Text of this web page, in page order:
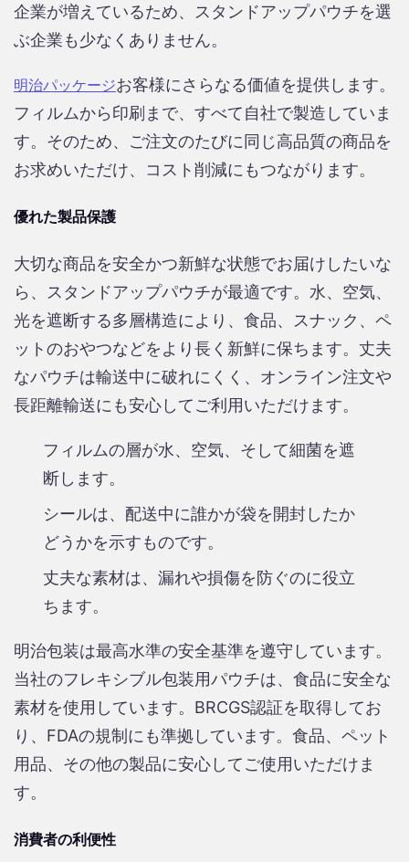
企業が増えているため、スタンドアップパウチを選
ぶ企業も少なくありません。
明治パッケージお客様にさらなる価値を提供します。
フィルムから印刷まで、すべて自社で製造していま
す。そのため、ご注文のたびに同じ高品質の商品を
お求めいただけ、コスト削減にもつながります。
優れた製品保護
大切な商品を安全かつ新鮮な状態でお届けしたいな
ら、スタンドアップパウチが最適です。水、空気、
光を遮断する多層構造により、食品、スナック、ペ
ットのおやつなどをより長く新鮮に保ちます。丈夫
なパウチは輸送中に破れにくく、オンライン注文や
長距離輸送にも安心してご利用いただけます。
フィルムの層が水、空気、そして細菌を遮
断します。
シールは、配送中に誰かが袋を開封したか
どうかを示すものです。
丈夫な素材は、漏れや損傷を防ぐのに役立
ちます。
明治包装は最高水準の安全基準を遵守しています。
当社のフレキシブル包装用パウチは、食品に安全な
素材を使用しています。BRCGS認証を取得してお
り、FDAの規制にも準拠しています。食品、ペット
用品、その他の製品に安心してご使用いただけま
す。
消費者の利便性